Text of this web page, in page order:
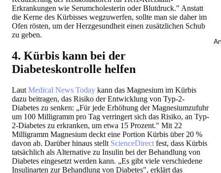
Erkrankungen wie Serumcholesterin oder Blutdruck." Anstatt
die Kerne des Kürbisses wegzuwerfen, sollte man sie daher im
Ofen rösten, um der Herzgesundheit einen zusätzlichen Schub
zu geben.
4. Kürbis kann bei der
Diabeteskontrolle helfen
Laut Medical News Today kann das Magnesium im Kürbis
dazu beitragen, das Risiko der Entwicklung von Typ-2-
Diabetes zu senken: „Für jede Erhöhung der Magnesiumzufuhr
um 100 Milligramm pro Tag verringert sich das Risiko, an Typ-
2-Diabetes zu erkranken, um etwa 15 Prozent." Mit 22
Milligramm Magnesium deckt eine Portion Kürbis über 20 %
davon ab. Darüber hinaus stellt ScienceDirect fest, dass Kürbis
tatsächlich als Alternative zu Insulin bei der Behandlung von
Diabetes eingesetzt werden kann. „Es gibt viele verschiedene
Insulinarten zur Behandlung von Diabetes", erklärt das